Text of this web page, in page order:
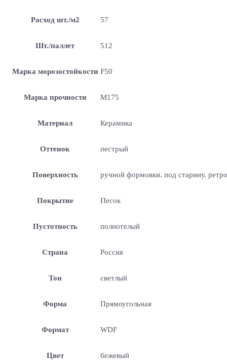
Расход шт./м2 57
Шт./паллет 512
Марка морозостойкости F50
Марка прочности М175
Материал Керамика
Оттенок пестрый
Поверхность ручной формовки. под старину. ретро
Покрытие Песок
Пустотность полнотелый
Страна Россия
Тон светлый
Форма Прямоугольная
Формат WDF
Цвет бежевый